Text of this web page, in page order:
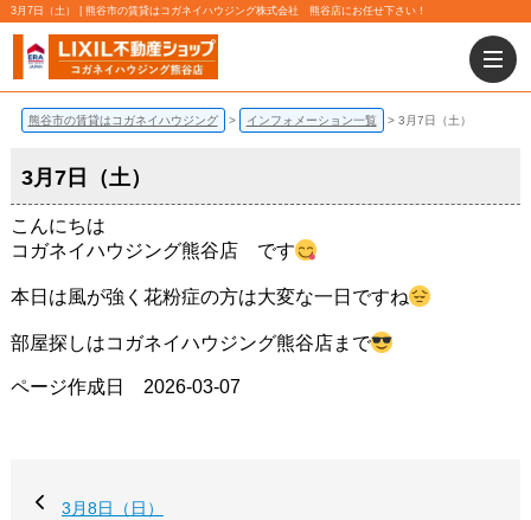
3月7日（土） | 熊谷市の賃貸はコガネイハウジング株式会社 熊谷店にお任せ下さい！
熊谷市の賃貸はコガネイハウジング インフォメーション一覧 3月7日（土）
3月7日（土）
こんにちは
コガネイハウジング熊谷店 です
本日は風が強く花粉症の方は大変な一日ですね
部屋探しはコガネイハウジング熊谷店まで
ページ作成日 2026-03-07
3月8日（日）